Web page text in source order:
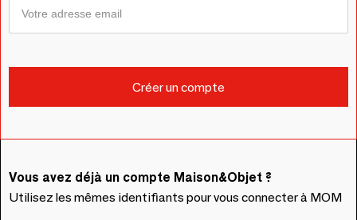
Vous avez déjà un compte Maison&Objet ?
Utilisez les mêmes identifiants pour vous connecter à MOM